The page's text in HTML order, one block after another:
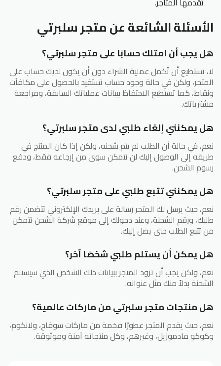
الأسئلة الشائعة عن متجر سلبرتي
هل يجب أن امتلك حسابًا على متجر سلبرتي؟
لا، تستطيع أن تُكمل عملية الشراء دون أن يكون لديك حساب على
المتجر، ولكن في حالة وجود حساب تستفيد بالحصول على مكافآت
ونقاط، كما تستطيع الاحتفاظ ببيانات عملياتك السابقة، ومراجعة
مشترياتك.
هل يمكنني إلغاء طلبي لدى متجر سلبرتي؟
نعم، في حالة أن الطلب لم يتم شحنه، ولكن إذا كان المنتج في
طريقه إلى الوصول إليك لن تتمكن سوى من إرجاعه فقط، ودفع
رسوم الشحن.
هل يمكنني تتبع طلبي على متجر سلبرتي؟
نعم، حيث يرسل لك المتجر رسالة على بريدك الإلكتروني تتضمن رقم
طلبك، ورقم الشحنة، وعند دخولك إلى موقع شركة الشحن تتمكن
من تتبع الطلب حتى يصل إليك.
هل يمكن أن يستلم طلبي شخصًا آخر؟
نعم، ولكن يجب أن تزود المتجر ببيانات ذلك الشخص الذي سيستلم
الشحنة بدلاً منك مثل عنوانه.
هل منتجات متجر سلبرتي من ماركات عالمية؟
نعم، حيث يقدم المتجر عطورًا فخمة من ماركات سوفاج، ولانكوم،
وكوكو مادموزيل، وغيرهم، وكل منتجاته آمنة وموثوقة.